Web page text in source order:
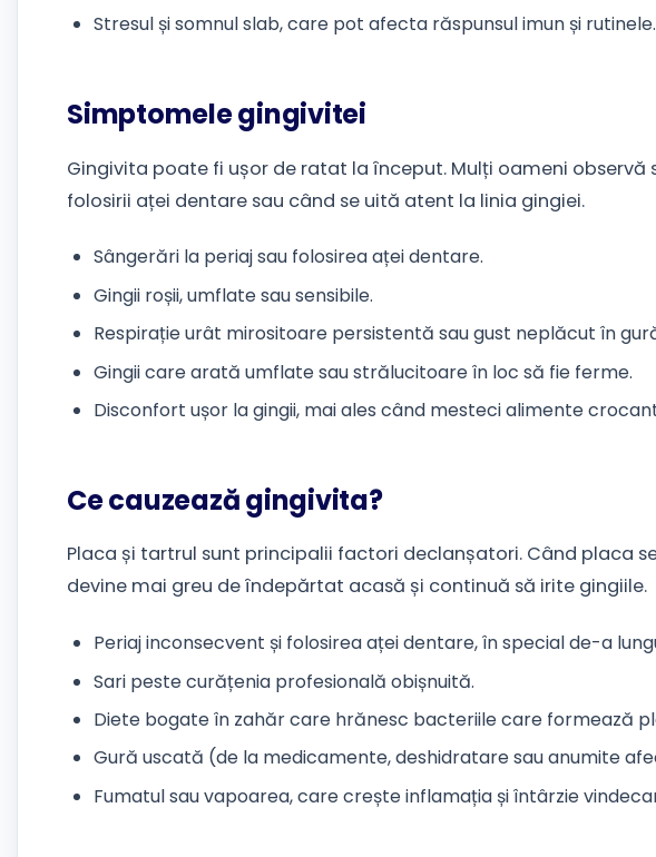
Stresul și somnul slab, care pot afecta răspunsul imun și rutinele.
Simptomele gingivitei
Gingivita poate fi ușor de ratat la început. Mulți oameni observă
folosirii aței dentare sau când se uită atent la linia gingiei.
Sângerări la periaj sau folosirea aței dentare.
Gingii roșii, umflate sau sensibile.
Respirație urât mirositoare persistentă sau gust neplăcut în
Gingii care arată umflate sau strălucitoare în loc să fie ferme.
Disconfort ușor la gingii, mai ales când mesteci alimente
Ce cauzează gingivita?
Placa și tartrul sunt principalii factori declanșatori. Când placa
devine mai greu de îndepărtat acasă și continuă să irite gingiile.
Periaj inconsecvent și folosirea aței dentare, în special de-a
Sari peste curățenia profesională obișnuită.
Diete bogate în zahăr care hrănesc bacteriile care formează
Gură uscată (de la medicamente, deshidratare sau anumite
Fumatul sau vapoarea, care crește inflamația și întârzie